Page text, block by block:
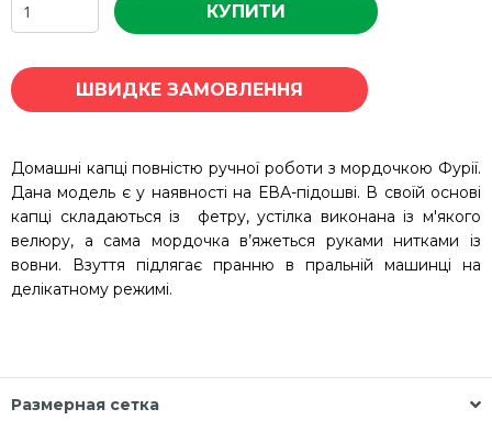
КУПИТИ
ШВИДКЕ ЗАМОВЛЕННЯ
Домашні капці повністю ручної роботи з мордочкою Фурії.
Дана модель є у наявності на ЕВА-підошві. В своїй основі
капці складаються із фетру, устілка виконана із м'якого
велюру, а сама мордочка в’яжеться руками нитками із
вовни. Взуття підлягає пранню в пральній машинці на
делікатному режимі.
Размерная сетка